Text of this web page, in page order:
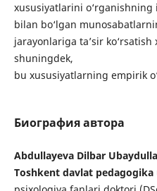
xususiyatlarini
bilan bo‘lgan
jarayonlariga ta’sir
shuningdek,
bu xususiyatlarning empirik
Биография автора
Abdullayeva Dilbar
Toshkent davlat